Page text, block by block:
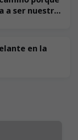
a ser nuestro
en la